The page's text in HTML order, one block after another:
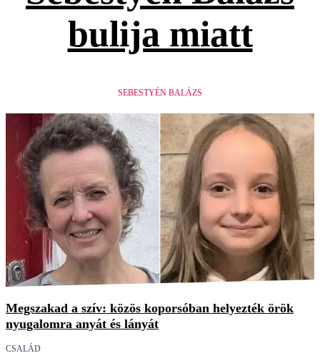
bulija miatt
SEBESTYÉN BALÁZS
Megszakad a szív: közös koporsóban helyezték örök
nyugalomra anyát és lányát
CSALÁD